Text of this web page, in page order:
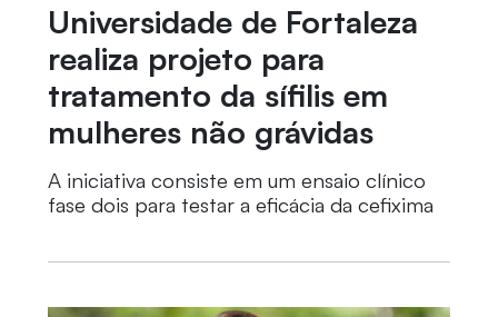
Universidade de Fortaleza
realiza projeto para
tratamento da sífilis em
mulheres não grávidas
A iniciativa consiste em um ensaio clínico
fase dois para testar a eficácia da cefixima